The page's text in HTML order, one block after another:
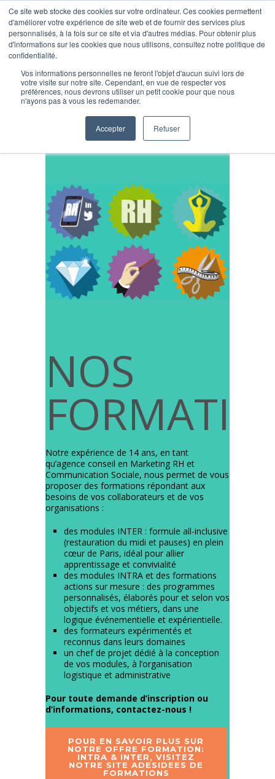
Ce site web stocke des cookies sur votre ordinateur. Ces cookies permettent
d'améliorer votre expérience de site web et de fournir des services plus
personnalisés, à la fois sur ce site et via d'autres médias. Pour obtenir plus
d'informations sur les cookies que nous utilisons, consultez notre politique de
confidentialité.
Vos informations personnelles ne feront l'objet d'aucun suivi lors de
votre visite sur notre site. Cependant, en vue de respecter vos
préférences, nous devrons utiliser un petit cookie pour que nous
n'ayons pas à vous les redemander.
Accepter Refuser
Formations
NOS
Notre expérience de 14 ans, en tant
qu’agence conseil en Marketing RH et
Communication Sociale, nous permet de vous
proposer des formations répondant aux
besoins de vos collaborateurs et de vos
organisations :
des modules INTER : formule all-inclusive
(restauration du midi et pauses) en plein
cœur de Paris, idéal pour allier
apprentissage et convivialité
des modules INTRA et des formations
actions sur mesure : des programmes
personnalisés, élaborés pour et selon vos
objectifs et vos métiers, dans une
logique événementielle et expérientielle.
des formateurs expérimentés et
reconnus dans leurs domaines
un chef de projet dédié à la conception
de vos modules, à l’organisation
logistique et administrative
Pour toute demande d’inscription ou
d’informations, contactez-nous !
POUR EN SAVOIR PLUS SUR
NOTRE OFFRE FORMATION:
INTRA & INTER, VISITEZ
NOTRE SITE ADESIDEES DE
FORMATIONS